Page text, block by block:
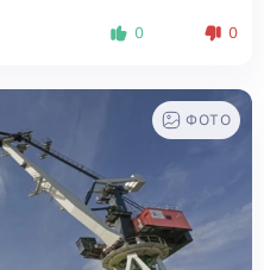
0 0
ФОТО